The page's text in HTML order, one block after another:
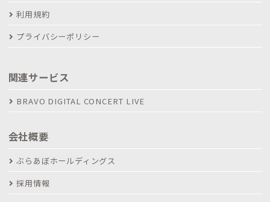
利用規約
プライバシーポリシー
関連サービス
BRAVO DIGITAL CONCERT LIVE
会社概要
ぶらあぼホールディングス
採用情報